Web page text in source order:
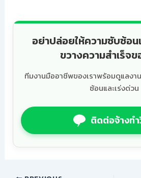
อย่าปล่อยให้ความซับซ้อน
ขวางความสำเร็จ
ทีมงานมืออาชีพของเราพร้อมดูแลง
ซ้อนและเร่งด่วน
ติดต่อจ้างท